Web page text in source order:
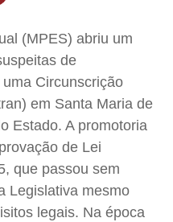
(MPES) abriu um
de
Circunscrição
em Santa Maria de
Estado. A promotoria
de Lei
que passou sem
Legislativa mesmo
legais. Na época